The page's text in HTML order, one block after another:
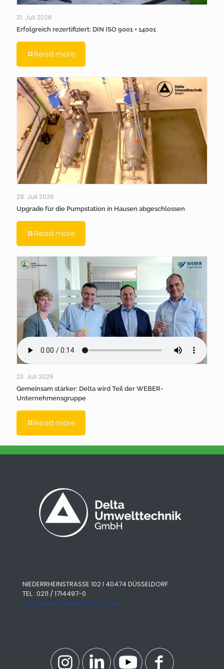
31. Juli 2026
Erfolgreich rezertifiziert: DIN ISO 9001 + 14001
Read more
28. Juli 2026
Upgrade für die Pumpstation in Hausen abgeschlossen
Read more
23. Juli 2026
Gemeinsam stärker: Delta wird Teil der WEBER-
Unternehmensgruppe
Read more
NIEDERRHEINSTRASSE 102 I 40474 DÜSSELDORF
TEL.: 0211 / 1714497-0
info@delta-umwelttechnik.de